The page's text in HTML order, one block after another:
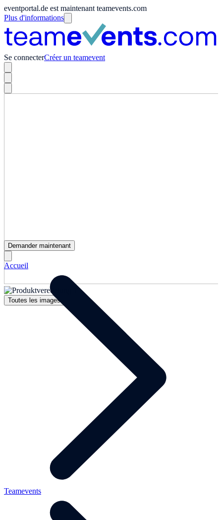
eventportal.de est maintenant teamevents.com
Plus d'informations
Se connecterCréer un teamevent
Toutes les images (1)
Demander maintenant
Accueil
Teamevents